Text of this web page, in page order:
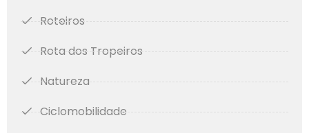
Roteiros
Rota dos Tropeiros
Natureza
Ciclomobilidade